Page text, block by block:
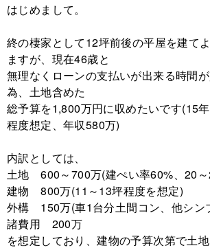
はじめまして。
終の棲家として12坪前後の平屋を建て
ますが、現在46歳と
無理なくローンの支払いが出来る時間
為、土地含めた
総予算を1,800万円に収めたいです(15
程度想定、年収580万)
内訳としては、
土地 600～700万(建ぺい率60%、20
建物 800万(11～13坪程度を想定)
外構 150万(車1台分土間コン、他シン
諸費用 200万
を想定しており、建物の予算次第で土